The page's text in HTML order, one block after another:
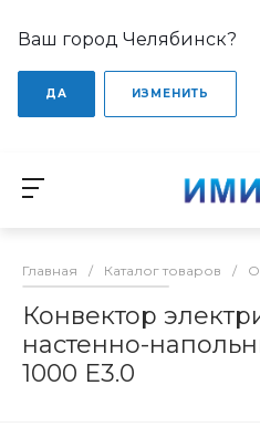
Ваш город Челябинск?
ДА ИЗМЕНИТЬ
Главная / Каталог товаров /
Конвектор
настенно-
1000 Е3.0